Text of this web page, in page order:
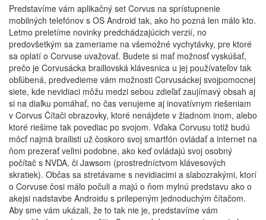
Predstavíme vám aplikačný set Corvus na sprístupnenie
mobilných telefónov s OS Android tak, ako ho pozná len málo kto.
Letmo preletíme novinky predchádzajúcich verzií, no
predovšetkým sa zameriame na všemožné vychytávky, pre ktoré
sa oplatí o Corvuse uvažovať. Budete si mať možnosť vyskúšať,
prečo je Corvusácka braillovská klávesnica u jej používateľov tak
obľúbená, predvedieme vám možnosti Corvusáckej svojpomocnej
siete, kde nevidiaci môžu medzi sebou zdieľať zaujímavý obsah aj
si na diaľku pomáhať, no čas venujeme aj inovatívnym riešeniam
v Corvus Čítači obrazovky, ktoré nenájdete v žiadnom inom, alebo
ktoré riešime tak povediac po svojom. Vďaka Corvusu totiž budú
môcť najmä brailisti už čoskoro svoj smartfón ovládať a internet na
ňom prezerať veľmi podobne, ako keď ovládajú svoj osobný
počítač s NVDA, či Jawsom (prostredníctvom klávesových
skratiek). Občas sa stretávame s nevidiacimi a slabozrakými, ktorí
o Corvuse čosi málo počuli a majú o ňom mylnú predstavu ako o
akejsi nadstavbe Androidu s prilepeným jednoduchým čítačom.
Aby sme vám ukázali, že to tak nie je, predstavíme vám